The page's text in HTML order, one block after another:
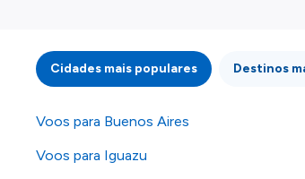
Cidades mais populares Destinos
Voos para Buenos Aires
Voos para Iguazu